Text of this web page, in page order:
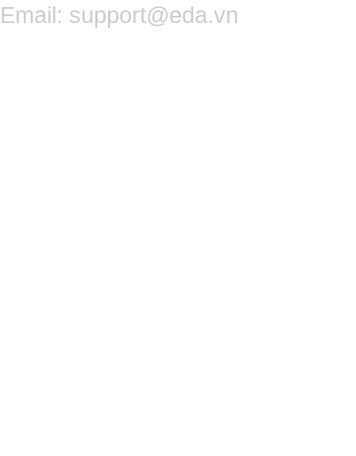
Email: support@eda.vn